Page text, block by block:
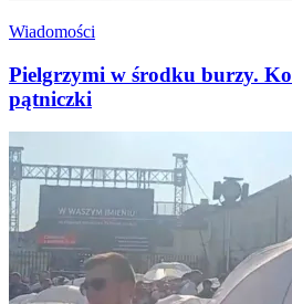
Wiadomości
Pielgrzymi w środku burzy.
pątniczki